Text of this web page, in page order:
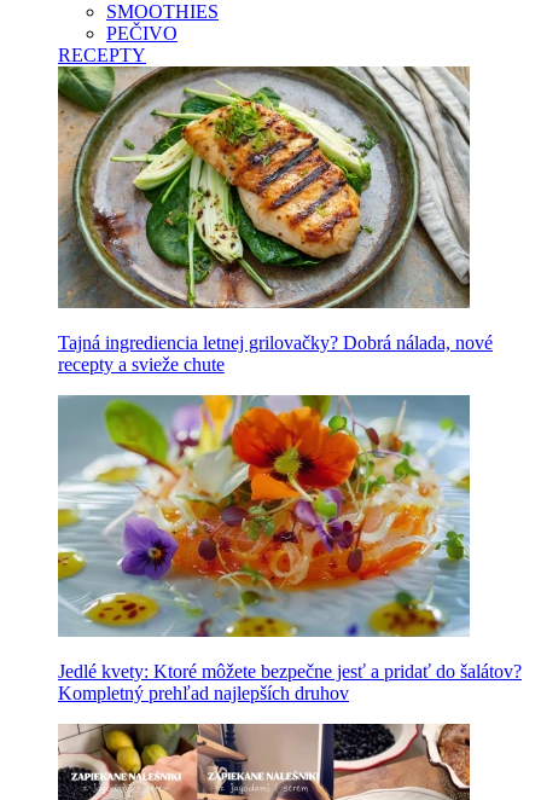
SMOOTHIES
PEČIVO
RECEPTY
Tajná ingrediencia letnej grilovačky? Dobrá nálada, nové
recepty a svieže chute
Jedlé kvety: Ktoré môžete bezpečne jesť a pridať do šalátov?
Kompletný prehľad najlepších druhov